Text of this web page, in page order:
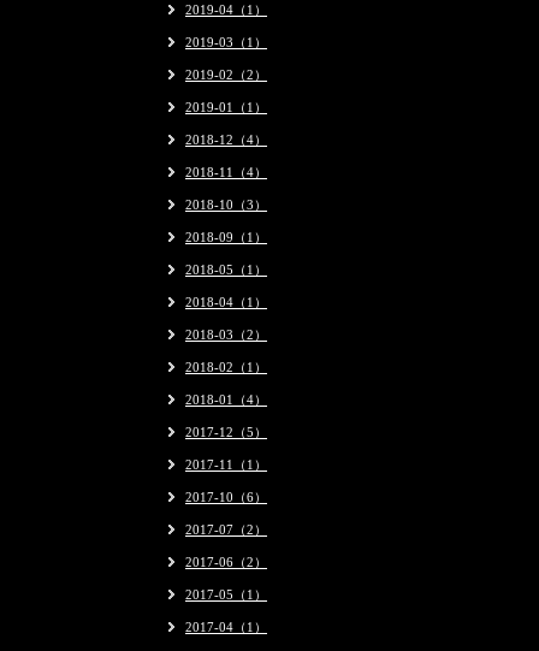
2019-04（1）
2019-03（1）
2019-02（2）
2019-01（1）
2018-12（4）
2018-11（4）
2018-10（3）
2018-09（1）
2018-05（1）
2018-04（1）
2018-03（2）
2018-02（1）
2018-01（4）
2017-12（5）
2017-11（1）
2017-10（6）
2017-07（2）
2017-06（2）
2017-05（1）
2017-04（1）